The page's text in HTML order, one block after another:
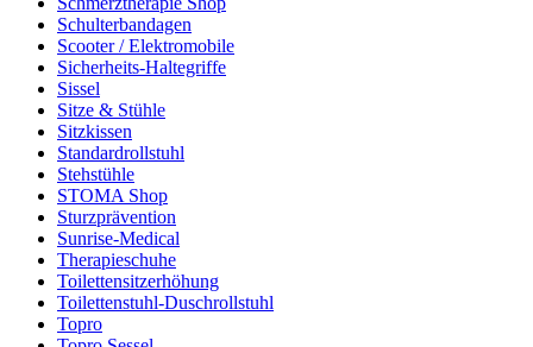
Schulterbandagen
Scooter / Elektromobile
Sicherheits-Haltegriffe
Sissel
Sitze & Stühle
Sitzkissen
Standardrollstuhl
Stehstühle
STOMA Shop
Sturzprävention
Sunrise-Medical
Therapieschuhe
Toilettensitzerhöhung
Toilettenstuhl-Duschrollstuhl
Topro